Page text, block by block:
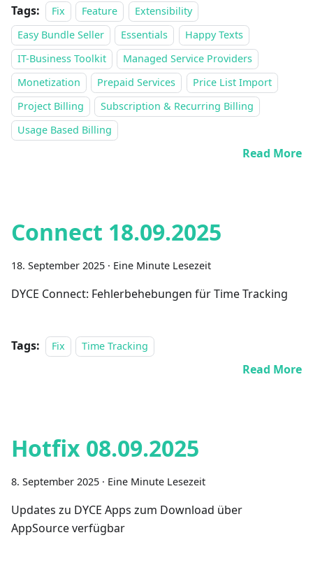
Tags: Fix Feature
Extensibility
Easy Bundle Seller
Essentials
Happy Texts
IT-Business Toolkit
Managed Service Providers
Monetization
Prepaid Services
Price List Import
Project Billing
Subscription & Recurring Billing
Usage Based Billing
Read More
Connect 18.09.2025
18. September 2025 · Eine Minute Lesezeit
DYCE Connect: Fehlerbehebungen für Time Tracking
Tags: Fix Time Tracking
Read More
Hotfix 08.09.2025
8. September 2025 · Eine Minute Lesezeit
Updates zu DYCE Apps zum Download über
AppSource verfügbar